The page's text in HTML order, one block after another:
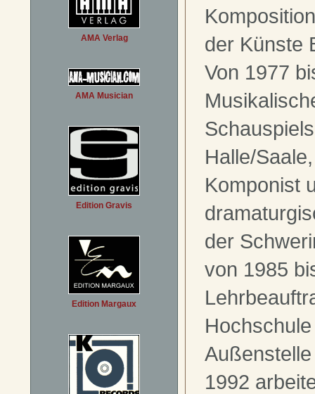
AMA Verlag
AMA Musician
Edition Gravis
Edition Margaux
der Künste
Von 1977
Halle/
Komponist
der
von 1985
1992